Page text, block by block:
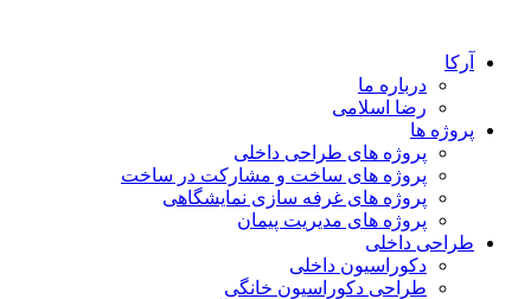
آرکا
درباره ما
رضا اسلامی
پروژه ها
پروژه های طراحی داخلی
پروژه های ساخت و مشارکت در ساخت
پروژه های غرفه سازی نمایشگاهی
پروژه های مدیریت پیمان
طراحی داخلی
دکوراسیون داخلی
طراحی دکوراسیون خانگی